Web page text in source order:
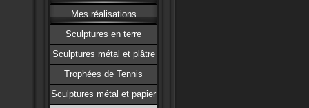
Mes réalisations
Sculptures en terre
Sculptures métal et plâtre
Trophées de Tennis
Sculptures métal et papier